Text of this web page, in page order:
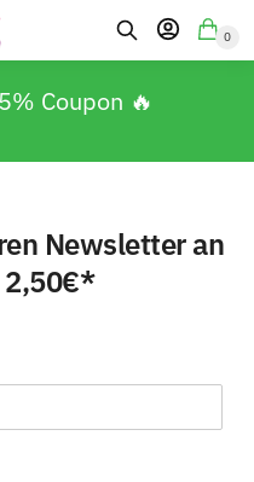
0
Coupon 🔥
Newsletter an
2,50€*